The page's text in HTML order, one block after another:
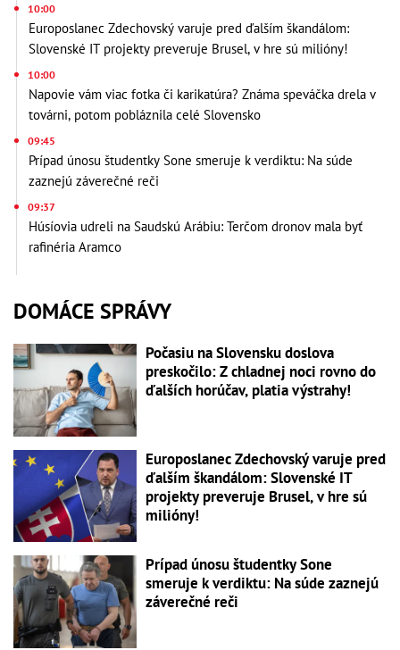
10:00
Europoslanec Zdechovský varuje pred ďalším škandálom:
Slovenské IT projekty preveruje Brusel, v hre sú milióny!
10:00
Napovie vám viac fotka či karikatúra? Známa speváčka drela v
továrni, potom pobláznila celé Slovensko
09:45
Prípad únosu študentky Sone smeruje k verdiktu: Na súde
zaznejú záverečné reči
09:37
Húsíovia udreli na Saudskú Arábiu: Terčom dronov mala byť
rafinéria Aramco
DOMÁCE SPRÁVY
Počasiu na Slovensku doslova
preskočilo: Z chladnej noci rovno do
ďalších horúčav, platia výstrahy!
Europoslanec Zdechovský varuje pred
ďalším škandálom: Slovenské IT
projekty preveruje Brusel, v hre sú
milióny!
Prípad únosu študentky Sone
smeruje k verdiktu: Na súde zaznejú
záverečné reči